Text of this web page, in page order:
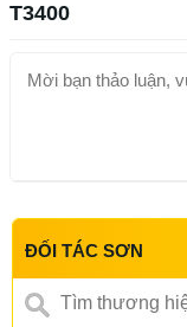
T3400
ĐỐI TÁC SƠN